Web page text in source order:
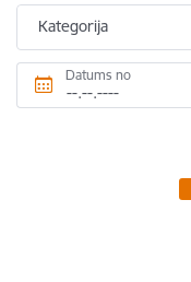
Kategorija
Datums no